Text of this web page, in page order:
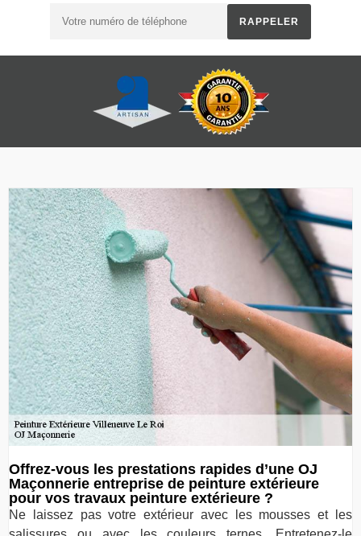
Offrez-vous les prestations rapides d’une OJ
Maçonnerie entreprise de peinture extérieure
pour vos travaux peinture extérieure ?
Ne laissez pas votre extérieur avec les mousses et les